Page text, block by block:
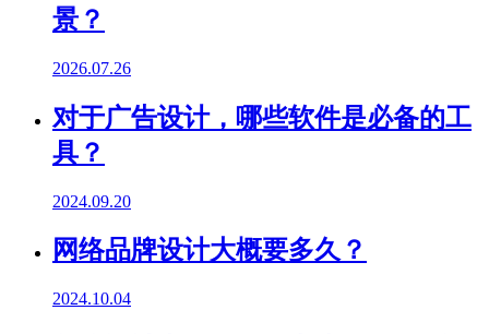
景？
2026.07.26
对于广告设计，哪些软件是必备的工
具？
2024.09.20
网络品牌设计大概要多久？
2024.10.04